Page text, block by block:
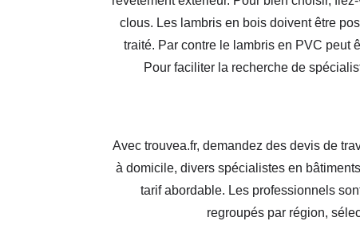
clous. Les lambris en bois doivent être
traité. Par contre le lambris en PVC peut
Pour faciliter la recherche de
Avec trouvea.fr, demandez des devis de
à domicile, divers spécialistes en
tarif abordable. Les professionnels
regroupés par région,